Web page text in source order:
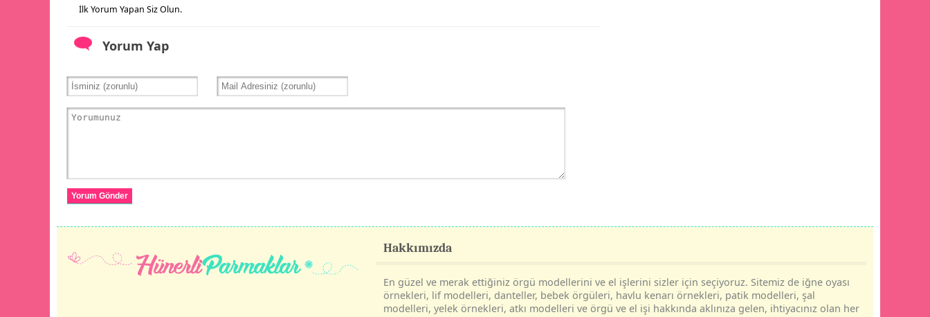
İlk Yorum Yapan Siz Olun.
Yorum Yap
Yorum Gönder
Hakkımızda
En güzel ve merak ettiğiniz örgü modellerini ve el işlerini sizler için seçiyoruz. Sitemiz de iğne oyası
örnekleri, lif modelleri, danteller, bebek örgüleri, havlu kenarı örnekleri, patik modelleri, şal
modelleri, yelek örnekleri, atkı modelleri ve örgü ve el işi hakkında aklınıza gelen, ihtiyacınız olan her